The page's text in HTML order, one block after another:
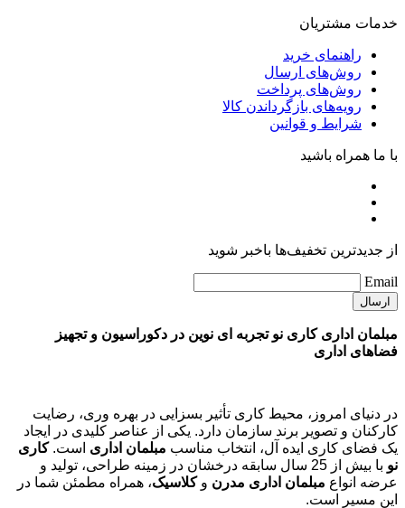
خدمات مشتریان
راهنمای خرید
روش‌های ارسال
روش‌های پرداخت
رویه‌های بازگرداندن کالا
شرایط و قوانین
با ما همراه باشید
از جدیدترین تخفیف‌ها باخبر شوید
Email
مبلمان اداری کاری نو تجربه ای نوین در دکوراسیون و تجهیز
فضاهای اداری
در دنیای امروز، محیط کاری تأثیر بسزایی در بهره وری، رضایت
کارکنان و تصویر برند سازمان دارد. یکی از عناصر کلیدی در ایجاد
یک فضای کاری ایده آل، انتخاب مناسب مبلمان اداری است.کاری
نو
با بیش از 25 سال سابقه درخشان در زمینه طراحی، تولید و
عرضه انواع مبلمان اداری مدرن وکلاسیک، همراه مطمئن شما در
این مسیر است.